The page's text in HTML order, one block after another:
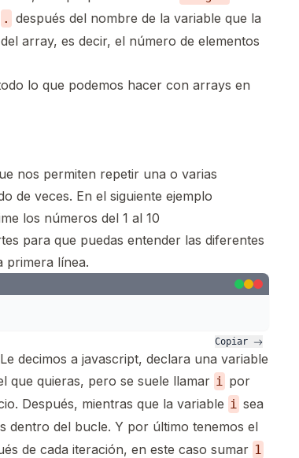
. después del nombre de la variable que la
array, es decir, el número de elementos
lo que podemos hacer con arrays en
nos permiten repetir una o varias
de veces. En el siguiente ejemplo
los números del 1 al 10
para que puedas entender las diferentes
primera línea.
Copiar
decimos a javascript, declara una variable
que quieras, pero se suele llamar i por
Después, mientras que la variable i sea
dentro del bucle. Y por último tenemos el
de cada iteración, en este caso sumar 1